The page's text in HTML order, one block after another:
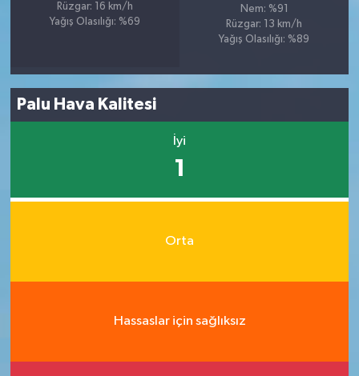
Rüzgar: 16 km/h
Yağış Olasılığı: %69
Nem: %91
Rüzgar: 13 km/h
Yağış Olasılığı: %89
Palu Hava Kalitesi
İyi
1
Orta
Hassaslar için sağlıksız